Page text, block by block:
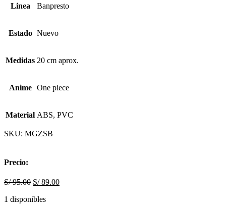
Linea Banpresto
Estado Nuevo
Medidas 20 cm aprox.
Anime One piece
Material ABS, PVC
SKU: MGZSB
Precio:
S/95.00 S/89.00
1 disponibles